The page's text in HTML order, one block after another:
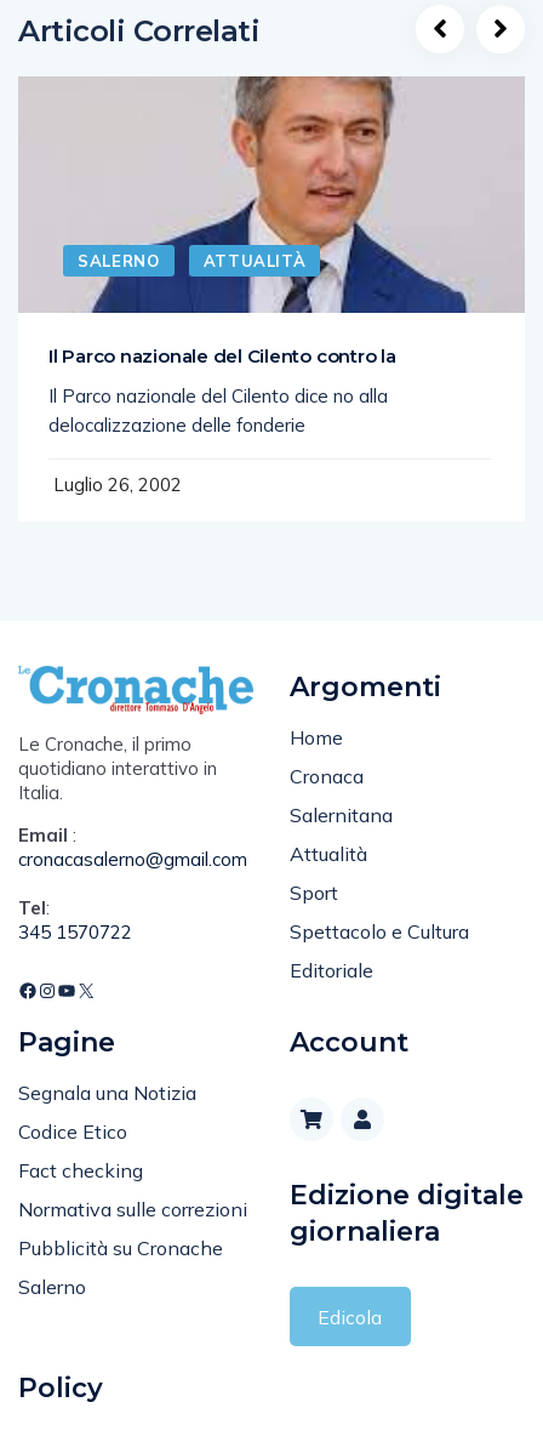
Articoli Correlati
SALERNO ATTUALITÀ
Il Parco nazionale del Cilento contro la
Il Parco nazionale del Cilento dice no alla
delocalizzazione delle fonderie
Luglio 26, 2002
Le Cronache, il primo
quotidiano interattivo in
Italia.
Email :
cronacasalerno@gmail.com
Tel:
345 1570722
Argomenti
Home
Cronaca
Salernitana
Attualità
Sport
Spettacolo e Cultura
Editoriale
Pagine
Segnala una Notizia
Codice Etico
Fact checking
Normativa sulle correzioni
Pubblicità su Cronache
Salerno
Account
Edizione digitale
giornaliera
Edicola
Policy